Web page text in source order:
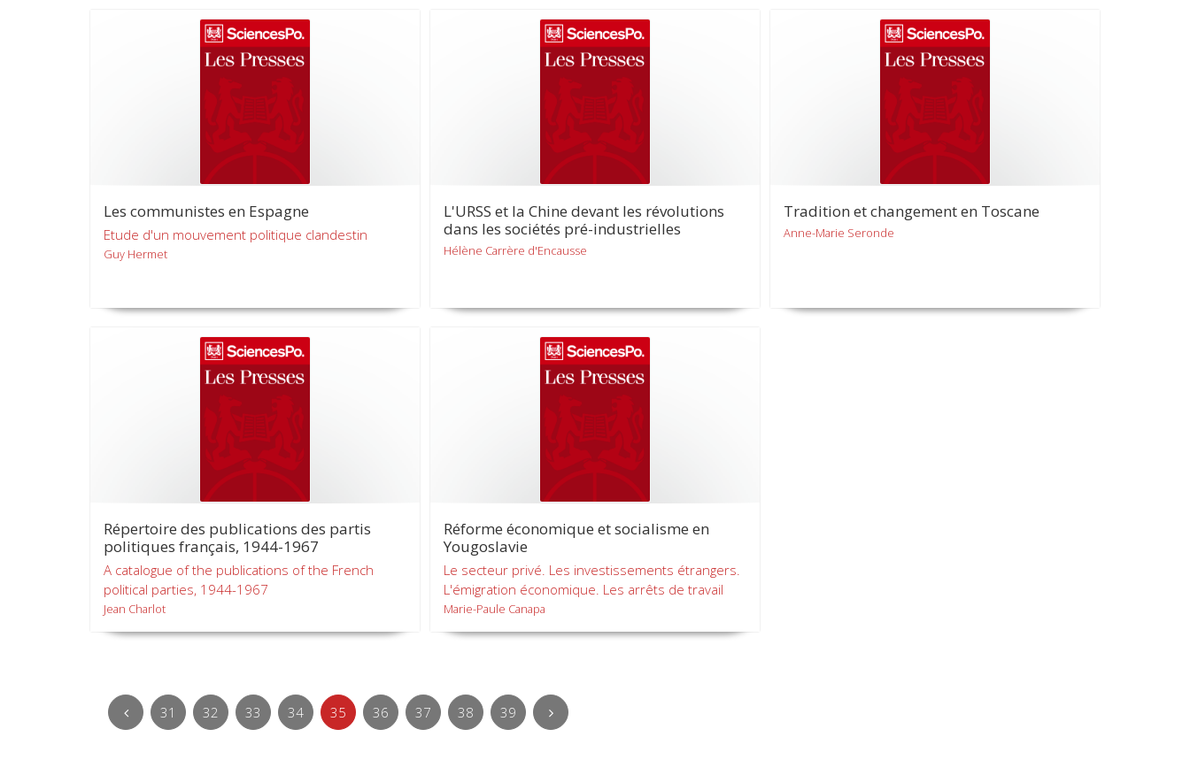
Les communistes en Espagne
Etude d'un mouvement politique clandestin
Guy Hermet
L'URSS et la Chine devant les révolutions
dans les sociétés pré-industrielles
Hélène Carrère d'Encausse
Tradition et changement en Toscane
Anne-Marie Seronde
Répertoire des publications des partis
politiques français, 1944-1967
A catalogue of the publications of the French
political parties, 1944-1967
Jean Charlot
Réforme économique et socialisme en
Yougoslavie
Le secteur privé. Les investissements étrangers.
L'émigration économique. Les arrêts de travail
Marie-Paule Canapa
31 32 33 34 35 36 37 38 39